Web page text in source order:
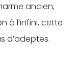
ancien,
à l’infini, cette
d’adeptes.